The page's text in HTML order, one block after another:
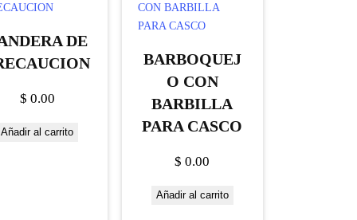
DE
$ 0.00
Añadir al carrito
BARBOQUEJ
O CON
BARBILLA
PARA CASCO
$ 0.00
Añadir al carrito